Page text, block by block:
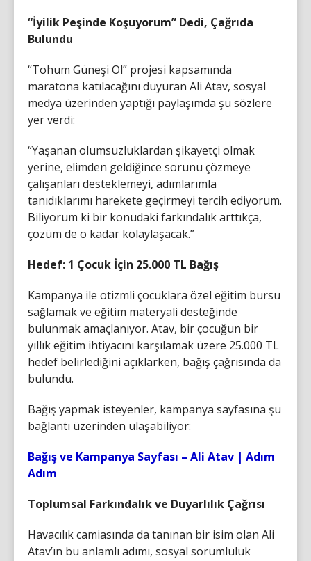
“İyilik Peşinde Koşuyorum” Dedi, Çağrıda
Bulundu
“Tohum Güneşi Ol” projesi kapsamında
maratona katılacağını duyuran Ali Atav, sosyal
medya üzerinden yaptığı paylaşımda şu sözlere
yer verdi:
“Yaşanan olumsuzluklardan şikayetçi olmak
yerine, elimden geldiğince sorunu çözmeye
çalışanları desteklemeyi, adımlarımla
tanıdıklarımı harekete geçirmeyi tercih ediyorum.
Biliyorum ki bir konudaki farkındalık arttıkça,
çözüm de o kadar kolaylaşacak.”
Hedef: 1 Çocuk İçin 25.000 TL Bağış
Kampanya ile otizmli çocuklara özel eğitim bursu
sağlamak ve eğitim materyali desteğinde
bulunmak amaçlanıyor. Atav, bir çocuğun bir
yıllık eğitim ihtiyacını karşılamak üzere 25.000 TL
hedef belirlediğini açıklarken, bağış çağrısında da
bulundu.
Bağış yapmak isteyenler, kampanya sayfasına şu
bağlantı üzerinden ulaşabiliyor:
Bağış ve Kampanya Sayfası – Ali Atav | Adım
Adım
Toplumsal Farkındalık ve Duyarlılık Çağrısı
Havacılık camiasında da tanınan bir isim olan Ali
Atav’ın bu anlamlı adımı, sosyal sorumluluk